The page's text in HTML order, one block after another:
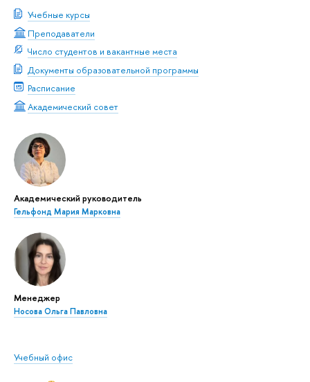
Учебные курсы
Преподаватели
Число студентов и вакантные места
Документы образовательной программы
Расписание
Академический совет
Академический руководитель
Гельфонд Мария Марковна
Менеджер
Носова Ольга Павловна
Учебный офис